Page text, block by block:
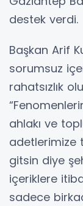
destek verdi.
Başkan Arif
sorumsuz
rahatsızlık
ahlakı ve
adetlerimize
gitsin diye
içeriklere
sadece